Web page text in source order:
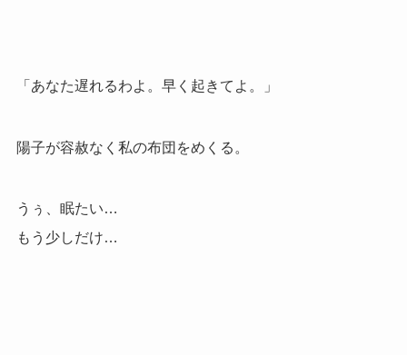
「あなた遅れるわよ。早く起きてよ。」
陽子が容赦なく私の布団をめくる。
うぅ、眠たい…
もう少しだけ…